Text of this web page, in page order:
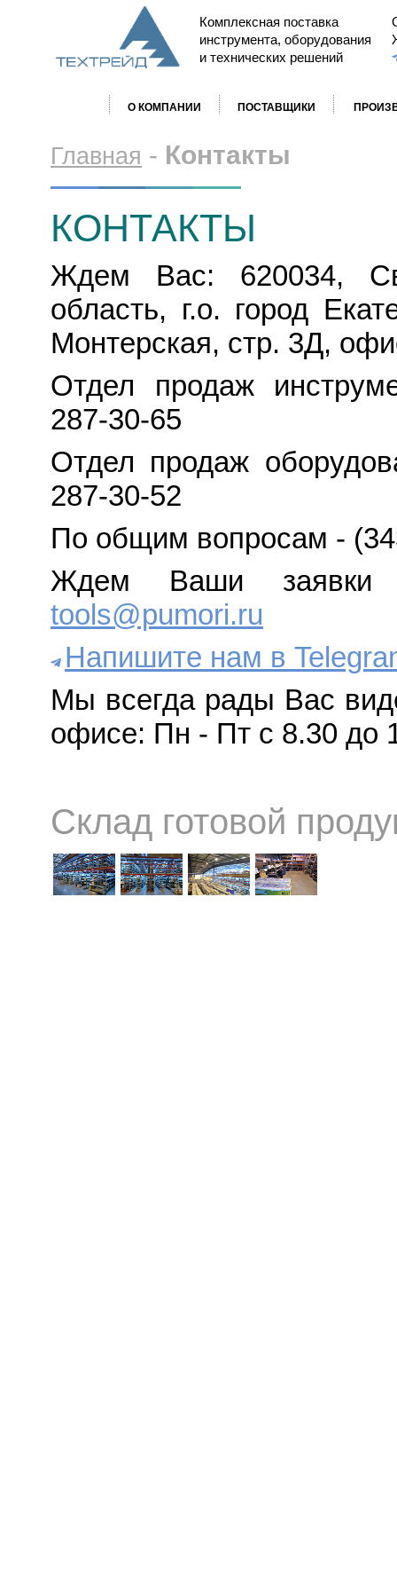
Комплексная поставка
инструмента, оборудования
и технических решений
О КОМПАНИИ ПОСТАВЩИКИ
Главная - Контакты
КОНТАКТЫ
Ждем Вас: 620034,
область, г.о. город
Монтерская, стр. 3Д,
Отдел продаж
287-30-65
Отдел продаж
287-30-52
По общим вопросам -
Ждем Ваши заявки
tools@pumori.ru
Напишите нам в
Мы всегда рады Вас
офисе: Пн - Пт с 8.30 до
Склад готовой